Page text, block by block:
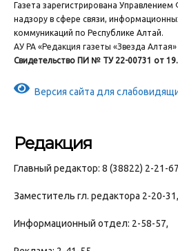
Газета зарегистрирована
надзору в сфере связи,
коммуникаций по Республике Алтай.
АУ РА «Редакция газеты «Звезда Алтая»
Свидетельство ПИ № ТУ 22-00731 от
Версия сайта для
Редакция
Главный редактор: 8 (38822) 2-21-
Заместитель гл. редактора 2-20-31,
Информационный отдел: 2-58-57,